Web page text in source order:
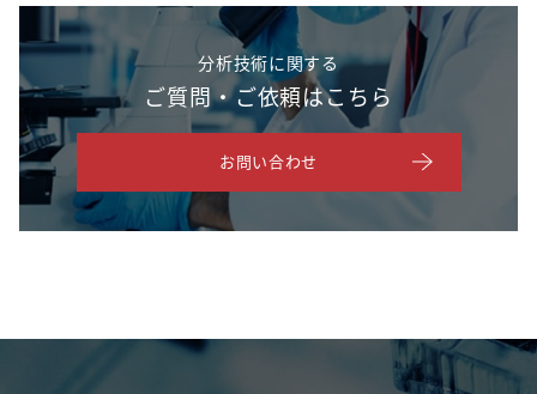
分析技術に関する
ご質問・ご依頼はこちら
お問い合わせ